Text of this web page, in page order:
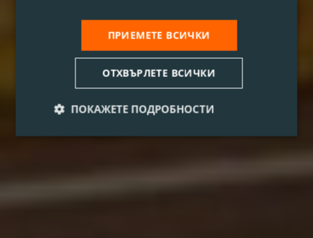
ПРИЕМЕТЕ ВСИЧКИ
ОТХВЪРЛЕТЕ ВСИЧКИ
ПОКАЖЕТЕ ПОДРОБНОСТИ